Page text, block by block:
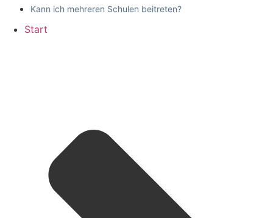
Kann ich mehreren Schulen beitreten?
Start